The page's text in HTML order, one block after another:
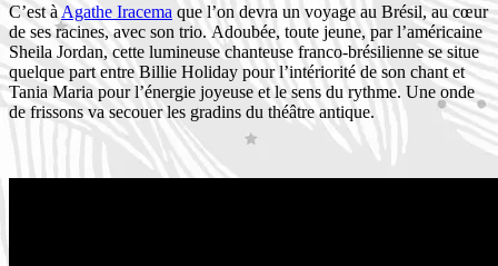
C’est à Agathe Iracema que l’on devra un voyage au Brésil, au cœur
de ses racines, avec son trio.Adoubée, toute jeune, par l’américaine
Sheila Jordan, cette lumineuse chanteuse franco-brésilienne se situe
quelque part entre Billie Holiday pour l’intériorité de son chant et
Tania Maria pour l’énergie joyeuse et le sens du rythme. Une onde
de frissons va secouer les gradins du théâtre antique.